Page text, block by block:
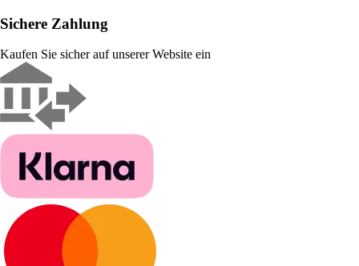
Sichere Zahlung
Kaufen Sie sicher auf unserer Website ein